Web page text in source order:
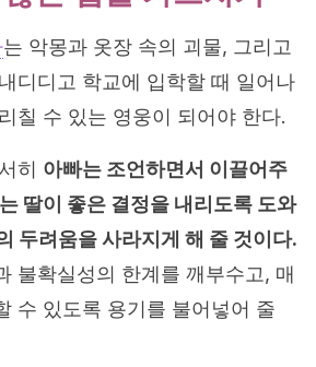
는 악몽과 옷장 속의 괴물, 그리고
디디고 학교에 입학할 때 일어나
칠 수 있는 영웅이 되어야 한다.
히 아빠는 조언하면서 이끌어주
딸이 좋은 결정을 내리도록 도와
두려움을 사라지게 해 줄 것이다.
불확실성의 한계를 깨부수고, 매
수 있도록 용기를 불어넣어 줄